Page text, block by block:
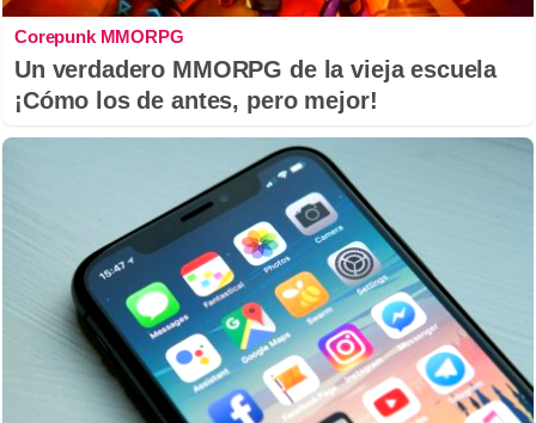
Corepunk MMORPG
Un verdadero MMORPG de la vieja escuela
¡Cómo los de antes, pero mejor!